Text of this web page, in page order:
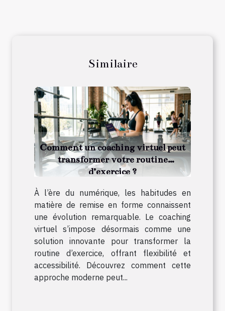
Similaire
Comment un coaching virtuel peut
transformer votre routine
d’exercice ?
À l’ère du numérique, les habitudes en
matière de remise en forme connaissent
une évolution remarquable. Le coaching
virtuel s’impose désormais comme une
solution innovante pour transformer la
routine d’exercice, offrant flexibilité et
accessibilité. Découvrez comment cette
approche moderne peut...